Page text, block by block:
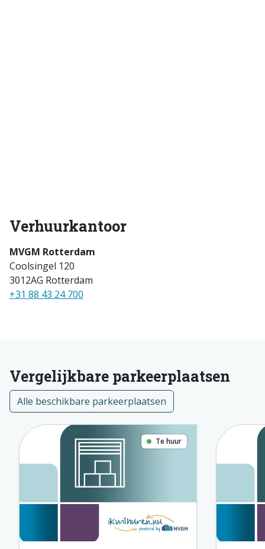
Verhuurkantoor
MVGM Rotterdam
Coolsingel 120
3012AG Rotterdam
+31 88 43 24 700
Vergelijkbare parkeerplaatsen
Alle beschikbare parkeerplaatsen
Te huur